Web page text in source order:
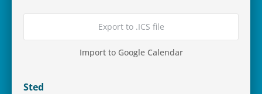
Export to .ICS file
Import to Google Calendar
Sted